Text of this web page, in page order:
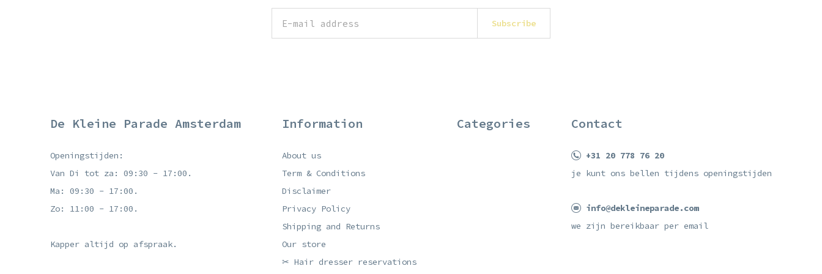
Subscribe
De Kleine Parade Amsterdam
Openingstijden:
Van Di tot za: 09:30 - 17:00.
Ma: 09:30 - 17:00.
Zo: 11:00 - 17:00.
Kapper altijd op afspraak.
Information
About us
Term & Conditions
Disclaimer
Privacy Policy
Shipping and Returns
Our store
✂ Hair dresser reservations
Categories Contact
+31 20 778 76 20
je kunt ons bellen tijdens openingstijden
info@dekleineparade.com
we zijn bereikbaar per email